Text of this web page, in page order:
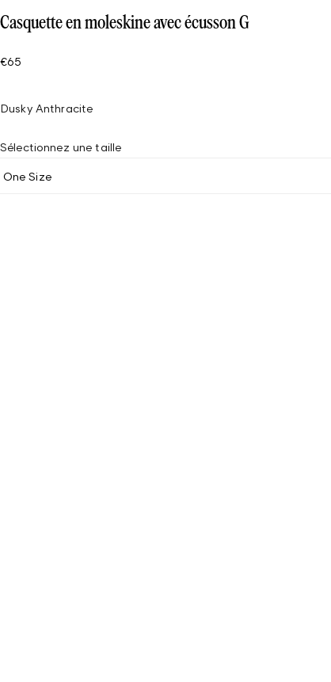
Casquette en moleskine avec écusson G
€65
Dusky Anthracite
Sélectionnez une taille
One Size